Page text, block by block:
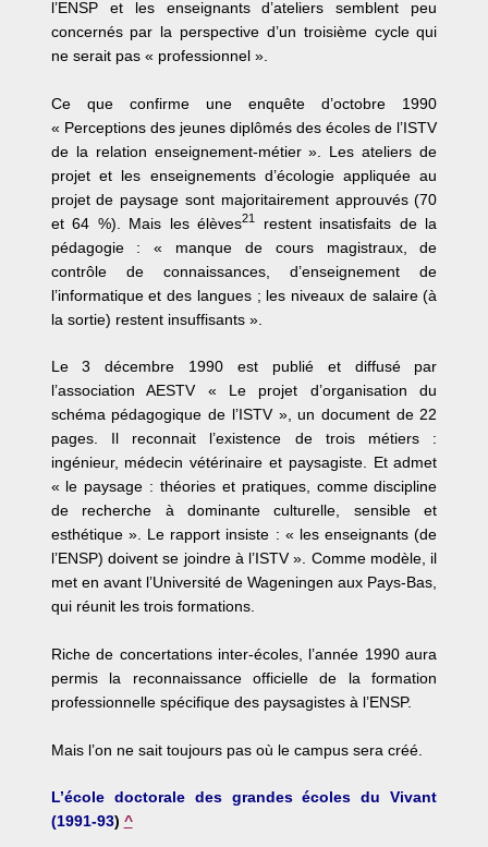
l’ENSP et les enseignants d’ateliers semblent peu
concernés par la perspective d’un troisième cycle qui
ne serait pas « professionnel ».
Ce que confirme une enquête d’octobre 1990
« Perceptions des jeunes diplômés des écoles de l’ISTV
de la relation enseignement-métier ». Les ateliers de
projet et les enseignements d’écologie appliquée au
projet de paysage sont majoritairement approuvés (70
et 64 %). Mais les élèves21
restent insatisfaits de la
pédagogie : « manque de cours magistraux, de
contrôle de connaissances, d’enseignement de
l’informatique et des langues ; les niveaux de salaire (à
la sortie) restent insuffisants ».
Le 3 décembre 1990 est publié et diffusé par
l’association AESTV « Le projet d’organisation du
schéma pédagogique de l’ISTV », un document de 22
pages. Il reconnait l’existence de trois métiers :
ingénieur, médecin vétérinaire et paysagiste. Et admet
« le paysage : théories et pratiques, comme discipline
de recherche à dominante culturelle, sensible et
esthétique ». Le rapport insiste : « les enseignants (de
l’ENSP) doivent se joindre à l’ISTV ». Comme modèle, il
met en avant l’Université de Wageningen aux Pays-Bas,
qui réunit les trois formations.
Riche de concertations inter-écoles, l’année 1990 aura
permis la reconnaissance officielle de la formation
professionnelle spécifique des paysagistes à l’ENSP.
Mais l’on ne sait toujours pas où le campus sera créé.
L’école doctorale des grandes écoles du Vivant
(1991-93) ^